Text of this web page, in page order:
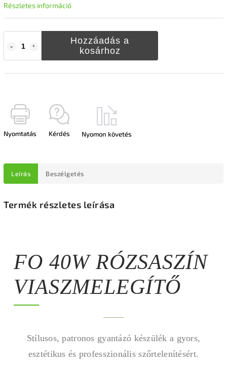
Hozzáadás a
kosárhoz
Részletes információ
Nyomtatás Kérdés Nyomon követés
Leírás Beszélgetés
Termék részletes leírása
FO 40W RÓZSASZÍN
VIASZMELEGÍTŐ
Stílusos, patronos gyantázó készülék a gyors,
esztétikus és professzionális szőrtelenítésért.